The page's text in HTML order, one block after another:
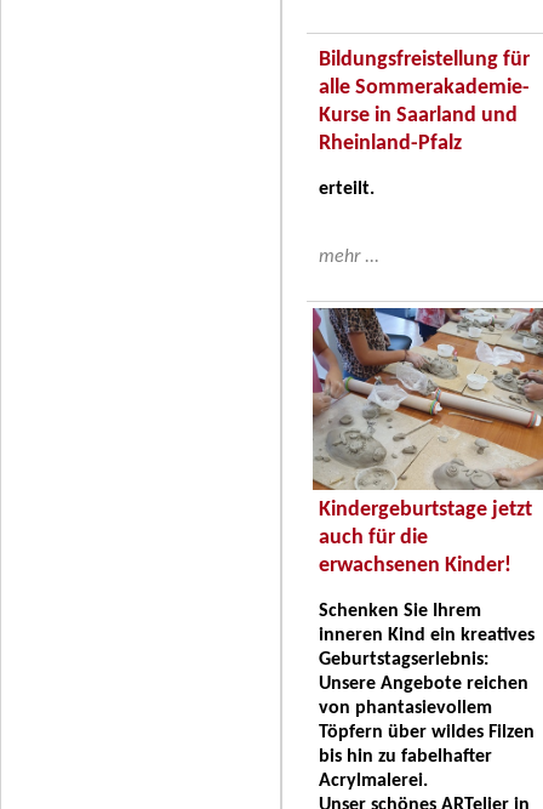
Bildungsfreistellung für
alle Sommerakademie-
Kurse in Saarland und
Rheinland-Pfalz
erteilt.
mehr ...
Kindergeburtstage jetzt
auch für die
erwachsenen Kinder!
Schenken Sie Ihrem
inneren Kind ein kreatives
Geburtstagserlebnis:
Unsere Angebote reichen
von phantasievollem
Töpfern über wildes Filzen
bis hin zu fabelhafter
Acrylmalerei.